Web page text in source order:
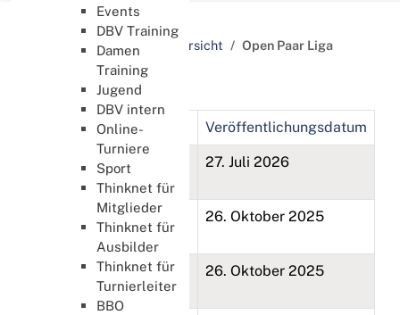
Events
DBV Training
Damen
Training
Jugend
DBV intern
Online-
Turniere
Sport
Thinknet für
Mitglieder
Thinknet für
Ausbilder
Thinknet für
Turnierleiter
BBO
Aktuelle Seite: Startseite
Schlagworte / Tags Übersicht
Open Paar Liga
Open Paar Liga
Veröffentlichungsdatum
Open Paar Bundesliga
27. Juli 2026
Open Paar Bundesliga
26. Oktober 2025
Open Paar Regionalliga
Nord 2025
26. Oktober 2025